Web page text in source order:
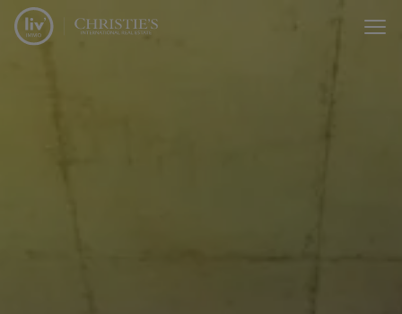
Menu overslaan en naar de inhoud gaan